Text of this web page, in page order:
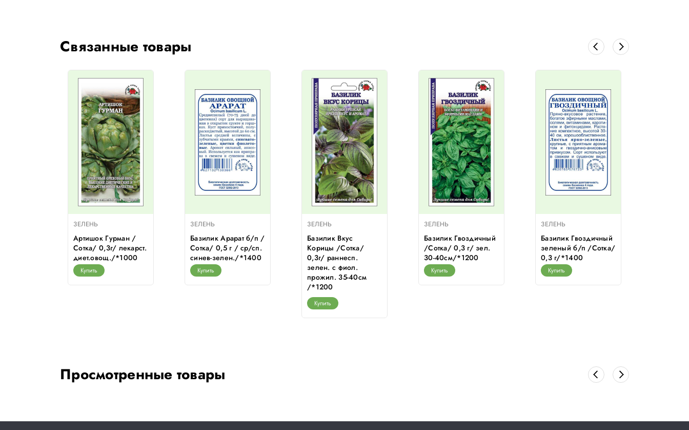
Связанные товары
ЗЕЛЕНЬ
Артишок Гурман /
Сотка/ 0,3г/ лекарст.
диет.овощ./*1000
Купить
ЗЕЛЕНЬ
Базилик Арарат б/п /
Сотка/ 0,5 г / ср/сп.
синев-зелен./*1400
Купить
ЗЕЛЕНЬ
Базилик Вкус
Корицы /Сотка/
0,3г/ раннесп.
зелен. с фиол.
прожил. 35-40см
/*1200
Купить
ЗЕЛЕНЬ
Базилик Гвоздичный
/Сотка/ 0,3 г/ зел.
30-40см/*1200
Купить
ЗЕЛЕНЬ
Базилик Гвоздичный
зеленый б/п /Сотка/
0,3 г/*1400
Купить
Просмотренные товары